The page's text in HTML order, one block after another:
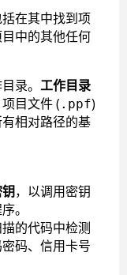
在其中找到项
中的其他任何
录。 工作目录
项目文件 ( .ppf)
相对路径的基
，以调用密钥
。
的代码中检测
码、信用卡号